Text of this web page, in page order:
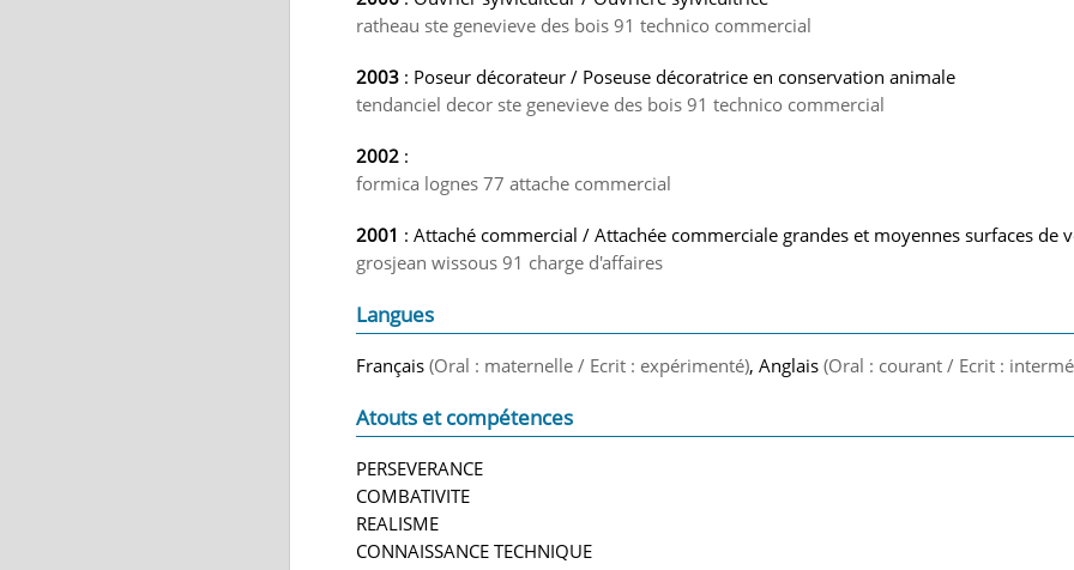
ratheau ste genevieve des bois 91 technico commercial
2003 : Poseur décorateur / Poseuse décoratrice en conservation animale
tendanciel decor ste genevieve des bois 91 technico commercial
2002 :
formica lognes 77 attache commercial
2001 : Attaché commercial / Attachée commerciale grandes et moyennes surfaces de
grosjean wissous 91 charge d'affaires
Langues
Français (Oral : maternelle / Ecrit : expérimenté), Anglais (Oral : courant / Ecrit :
Atouts et compétences
PERSEVERANCE
COMBATIVITE
REALISME
CONNAISSANCE TECHNIQUE